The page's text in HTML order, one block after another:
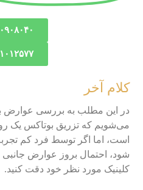
کلام آخر
در این مطلب به بررسی عوارض
می‌شویم که تزریق بوتاکس یک
است، اما اگر توسط فرد کم
شود، احتمال بروز عوارض جانبی
کلینیک مورد نظر خود دقت کنید.